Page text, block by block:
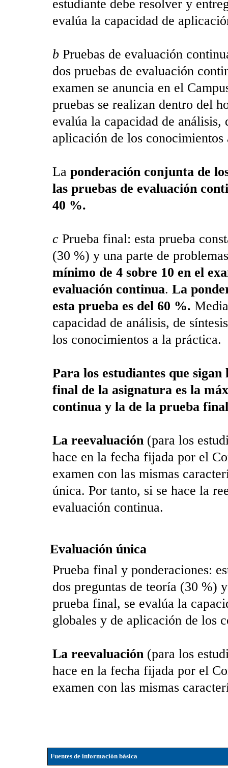
estudiante debe resolver y
evalúa la capacidad de
bPruebas de evaluación
dos pruebas de evaluación
examen se anuncia en el
pruebas se realizan dentro del
evalúa la capacidad de análisis,
aplicación de los conocimientos
La ponderación conjunta de
las pruebas de evaluación
40 %.
cPrueba final: esta prueba
(30 %) y una parte de
mínimo de 4 sobre 10 en el
evaluación continua. La
esta prueba es del 60 %.
capacidad de análisis, de
los conocimientos a la práctica.
Para los estudiantes que
final de la asignatura es la
continua y la de la prueba final
La reevaluación (para los
hace en la fecha fijada por el
examen con las mismas
única. Por tanto, si se hace la
evaluación continua.
Evaluación única
Prueba final y ponderaciones:
dos preguntas de teoría (30 %)
prueba final, se evalúa la
globales y de aplicación de los
La reevaluación (para los
hace en la fecha fijada por el
examen con las mismas
Fuentes de información básica